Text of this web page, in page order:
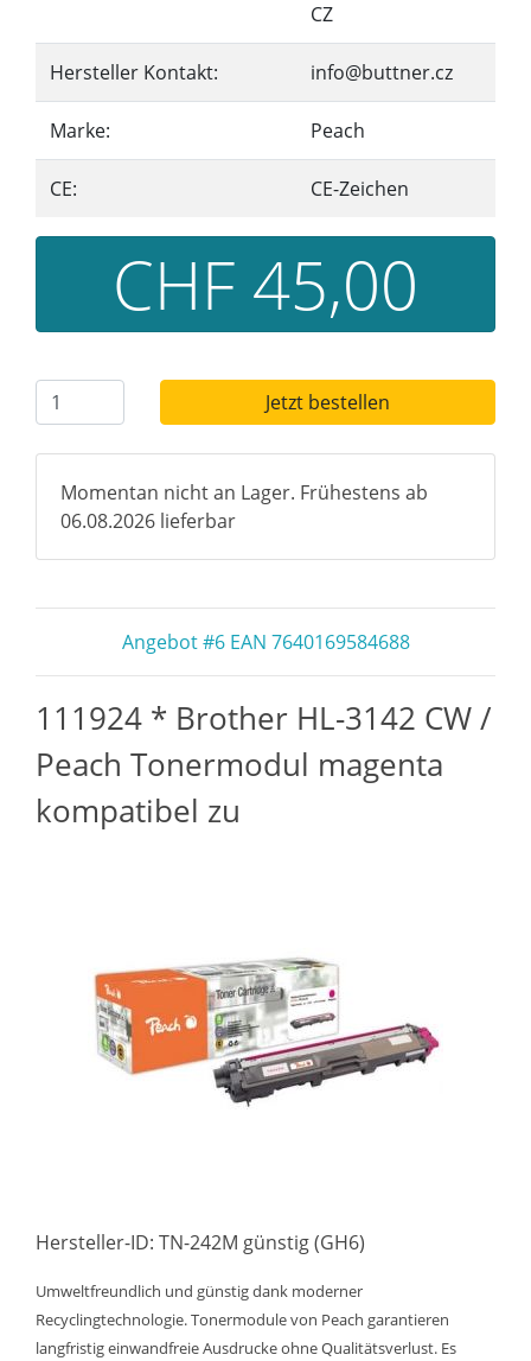
CZ
Hersteller Kontakt: info@buttner.cz
Marke: Peach
CE: CE-Zeichen
CHF 45,00
Jetzt bestellen
Momentan nicht an Lager. Frühestens ab
06.08.2026 lieferbar
Angebot #6 EAN 7640169584688
111924 * Brother HL-3142 CW /
Peach Tonermodul magenta
kompatibel zu
Hersteller-ID: TN-242M günstig (GH6)
Umweltfreundlich und günstig dank moderner
Recyclingtechnologie. Tonermodule von Peach garantieren
langfristig einwandfreie Ausdrucke ohne Qualitätsverlust. Es